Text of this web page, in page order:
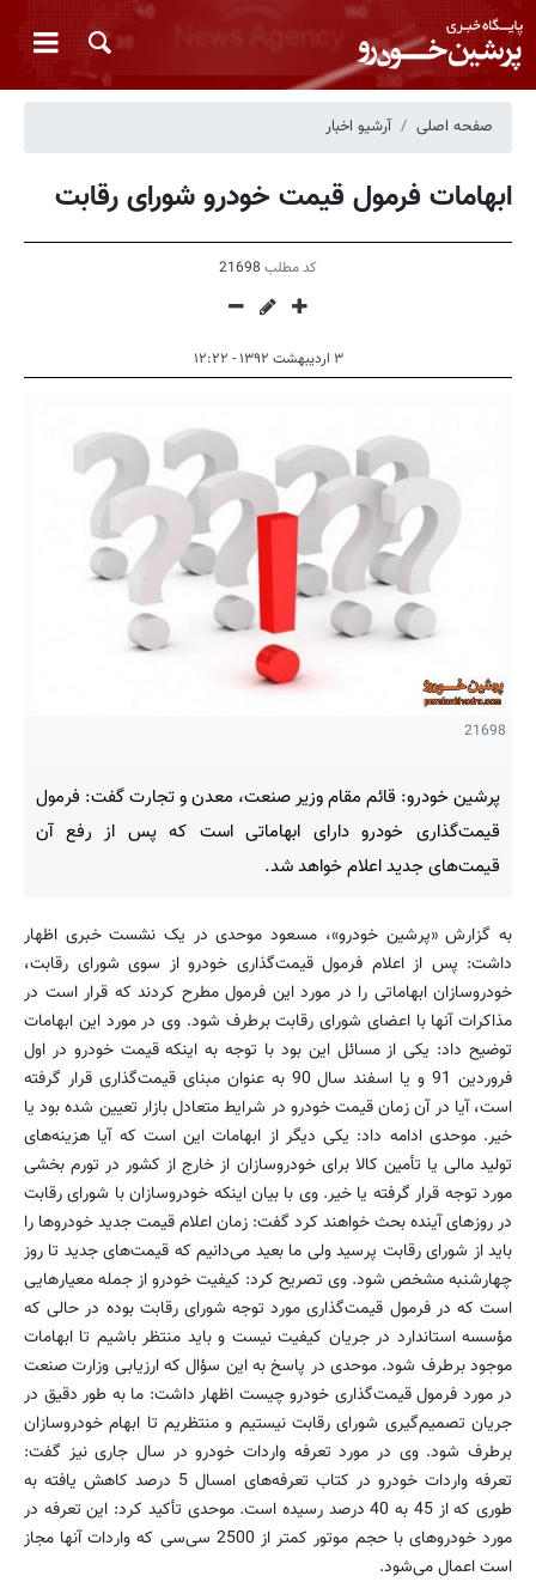
صفحه اصلی آرشیو اخبار
ابهامات فرمول قیمت خودرو شورای رقابت
کد مطلب 21698
۳ اردیبهشت ۱۳۹۲ - ۱۲:۲۲
21698
پرشین خودرو: قائم مقام وزیر صنعت، معدن و تجارت گفت: فرمول
قیمت‌گذاری خودرو دارای ابهاماتی است که پس از رفع آن
قیمت‌های جدید اعلام خواهد شد.
به گزارش «پرشین خودرو»، مسعود موحدی در یک نشست خبری اظهار
داشت: پس از اعلام فرمول قیمت‌گذاری خودرو از سوی شورای رقابت،
خودروسازان ابهاماتی را در مورد این فرمول مطرح کردند که قرار است در
مذاکرات آنها با اعضای شورای رقابت برطرف شود. وی در مورد این ابهامات
توضیح داد: یکی از مسائل این بود با توجه به اینکه قیمت خودرو در اول
فروردین 91 و یا اسفند سال 90 به عنوان مبنای قیمت‌گذاری قرار گرفته
است، آیا در آن زمان قیمت خودرو در شرایط متعادل بازار تعیین شده بود یا
خیر. موحدی ادامه داد: یکی دیگر از ابهامات این است که آیا هزینه‌های
تولید مالی یا تأمین کالا برای خودروسازان از خارج از کشور در تورم بخشی
مورد توجه قرار گرفته یا خیر. وی با بیان اینکه خودروسازان با شورای رقابت
در روزهای آینده بحث خواهند کرد گفت: زمان اعلام قیمت جدید خودروها را
باید از شورای رقابت پرسید ولی ما بعید می‌دانیم که قیمت‌های جدید تا روز
چهارشنبه مشخص شود. وی تصریح کرد: کیفیت خودرو از جمله معیارهایی
است که در فرمول قیمت‌گذاری مورد توجه شورای رقابت بوده در حالی که
مؤسسه استاندارد در جریان کیفیت نیست و باید منتظر باشیم تا ابهامات
موجود برطرف شود. موحدی در پاسخ به این سؤال که ارزیابی وزارت صنعت
در مورد فرمول قیمت‌گذاری خودرو چیست اظهار داشت: ما به طور دقیق در
جریان تصمیم‌گیری شورای رقابت نیستیم و منتظریم تا ابهام خودروسازان
برطرف شود. وی در مورد تعرفه واردات خودرو در سال جاری نیز گفت:
تعرفه واردات خودرو در کتاب تعرفه‌های امسال 5 درصد کاهش یافته به
طوری که از 45 به 40 درصد رسیده است. موحدی تأکید کرد: این تعرفه در
مورد خودروهای با حجم موتور کمتر از 2500 سی‌سی که واردات آنها مجاز
است اعمال می‌شود.